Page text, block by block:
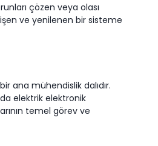
çözen veya olası
ve yenilenen bir sisteme
ana mühendislik dalıdır.
elektrik elektronik
temel görev ve